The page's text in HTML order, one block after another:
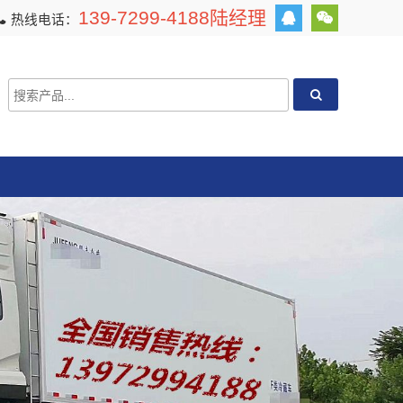
热线电话： 139-7299-4188陆经理